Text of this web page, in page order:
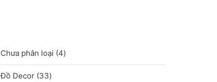
Chưa phân loại 44
sản
Đồ Decor 3333